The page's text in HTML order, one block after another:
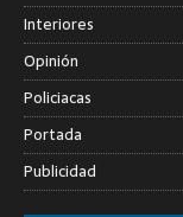
Interiores
Opinión
Policiacas
Portada
Publicidad